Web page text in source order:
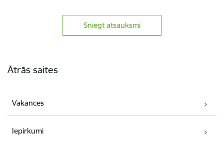
Sniegt atsauksmi
Ātrās saites
Vakances
Iepirkumi